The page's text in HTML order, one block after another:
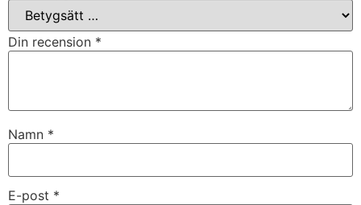
Din recension *
Namn *
E-post *